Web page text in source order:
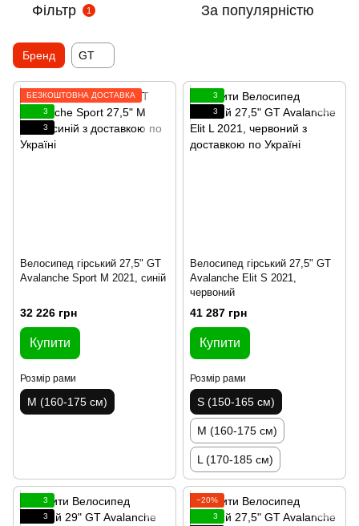
Фільтр 1 За популярністю
Бренд GT
БЕЗКОШТОВНА ДОСТАВКА
3
3
Велосипед гірський 27,5" GT
Avalanche Sport M 2021, синій
32 226 грн
Купити
Розмір рами
M (160-175 см)
3
3
Велосипед гірський 27,5" GT
Avalanche Elit S 2021,
червоний
41 287 грн
Купити
Розмір рами
S (150-165 см)
M (160-175 см)
L (170-185 см)
3
3
−20%
3